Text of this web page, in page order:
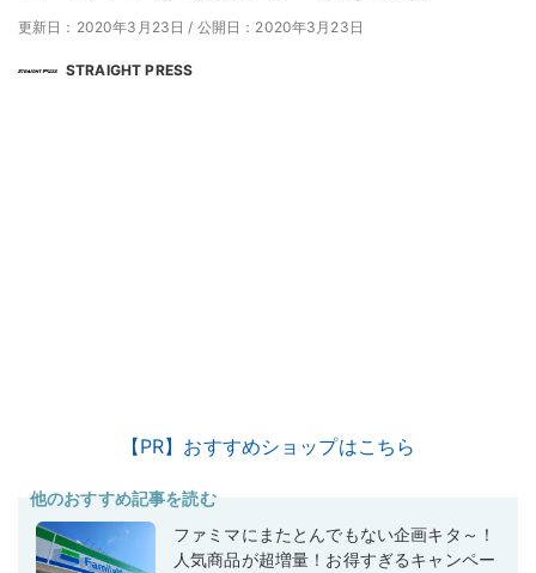
更新日：2020年3月23日 / 公開日：2020年3月23日
STRAIGHT PRESS
【PR】おすすめショップはこちら
他のおすすめ記事を読む
ファミマにまたとんでもない企画キタ～！
人気商品が超増量！お得すぎるキャンペー